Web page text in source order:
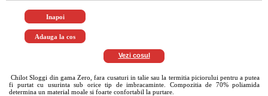
Vezi cosul
Chilot Sloggi din gama Zero, fara cusaturi in talie sau la termitia piciorului pentru a putea
fi purtat cu usurinta sub orice tip de imbracaminte. Compozitia de 70% poliamida
determina un material moale si foarte confortabil la purtare.